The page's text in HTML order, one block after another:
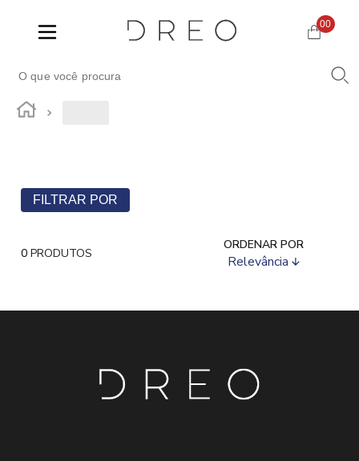
00
FILTRAR POR
0 PRODUTOS
ORDENAR POR
Relevância